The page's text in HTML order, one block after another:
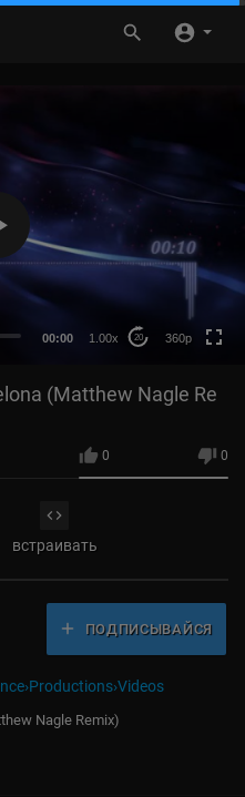
00:00 1.00x 20 360p
240p
(Matthew Nagle Re
0 0
встраивать
ПОДПИСЫВАЙСЯ
Nagle Remix)